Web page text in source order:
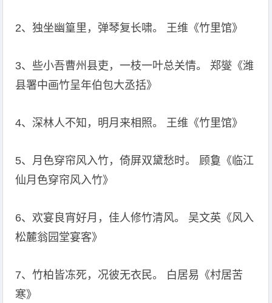
2、独坐幽篁里，弹琴复长啸。 王维《竹里馆》
3、些小吾曹州县吏，一枝一叶总关情。 郑燮《潍
县署中画竹呈年伯包大丞括》
4、深林人不知，明月来相照。 王维《竹里馆》
5、月色穿帘风入竹，倚屏双黛愁时。 顾敻《临江
仙月色穿帘风入竹》
6、欢宴良宵好月，佳人修竹清风。 吴文英《风入
松麓翁园堂宴客》
7、竹柏皆冻死，况彼无衣民。 白居易《村居苦
寒》